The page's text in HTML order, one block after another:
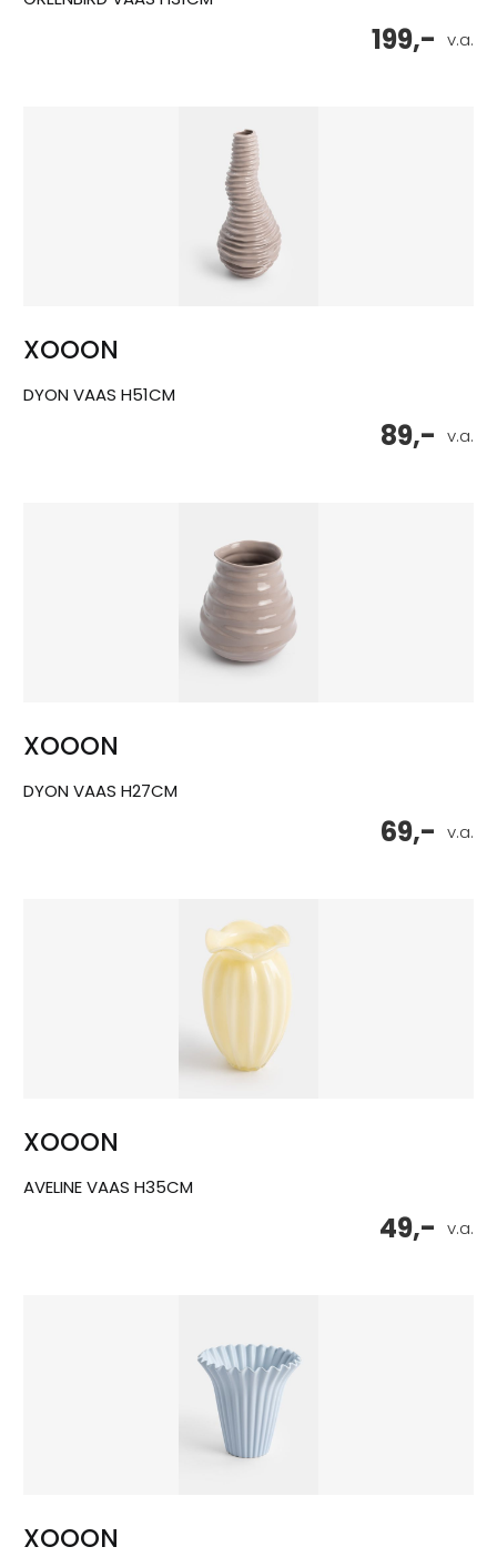
v.a.
199,-
XOOON
DYON VAAS H51CM
v.a.
89,-
XOOON
DYON VAAS H27CM
v.a.
69,-
XOOON
AVELINE VAAS H35CM
v.a.
49,-
XOOON